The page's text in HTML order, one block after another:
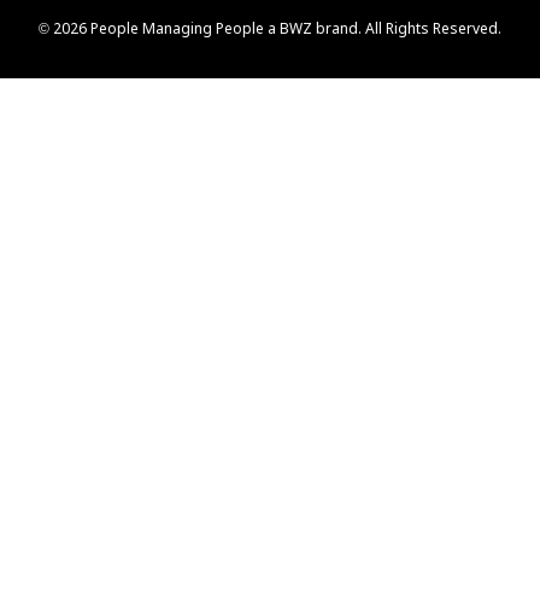
© 2026 People Managing People a BWZ Opens new window
brand. All Rights Reserved.